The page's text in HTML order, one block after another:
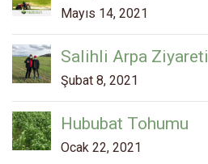
Mayıs 14, 2021
Salihli Arpa Ziyareti
Şubat 8, 2021
Hububat Tohumu
Ocak 22, 2021